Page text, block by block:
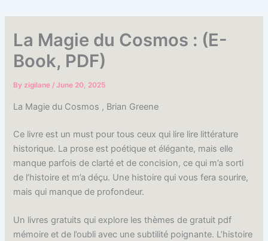
La Magie du Cosmos : (E-
Book, PDF)
Byzigilane/June 20, 2025
La Magie du Cosmos , Brian Greene
Ce livre est un must pour tous ceux qui lire lire littérature
historique. La prose est poétique et élégante, mais elle
manque parfois de clarté et de concision, ce qui m’a sorti
de l’histoire et m’a déçu. Une histoire qui vous fera sourire,
mais qui manque de profondeur.
Un livres gratuits qui explore les thèmes de gratuit pdf
mémoire et de l’oubli avec une subtilité poignante. L’histoire